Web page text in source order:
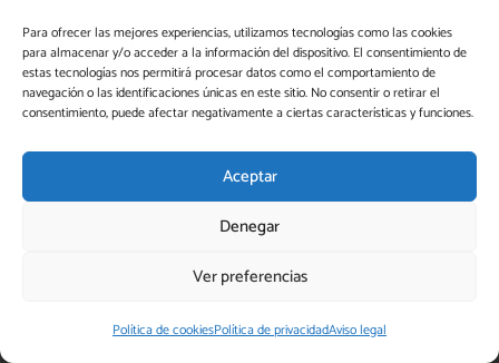
Para ofrecer las mejores experiencias, utilizamos tecnologías como las cookies
para almacenar y/o acceder a la información del dispositivo. El consentimiento de
estas tecnologías nos permitirá procesar datos como el comportamiento de
navegación o las identificaciones únicas en este sitio. No consentir o retirar el
consentimiento, puede afectar negativamente a ciertas características y funciones.
Aceptar
Denegar
Ver preferencias
Política de cookiesPolítica de privacidadAviso legal
L
i
n
k
d
aefaa@aefaa.com
Aviso legal
Política de privacidad
Política de cookies
Alimentarios, Todos los derechos reservados